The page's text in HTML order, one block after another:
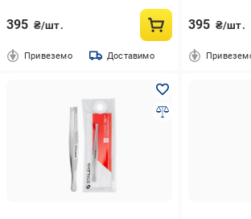
395 ₴/шт.
Привеземо Доставимо
395 ₴/шт.